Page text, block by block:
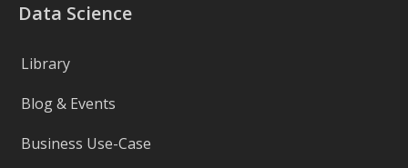
Data Science
Library
Blog & Events
Business Use-Case